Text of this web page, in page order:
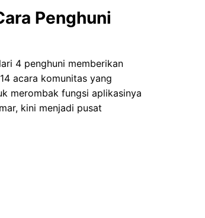
Penghuni
4 penghuni memberikan
acara komunitas yang
merombak fungsi aplikasinya
kini menjadi pusat